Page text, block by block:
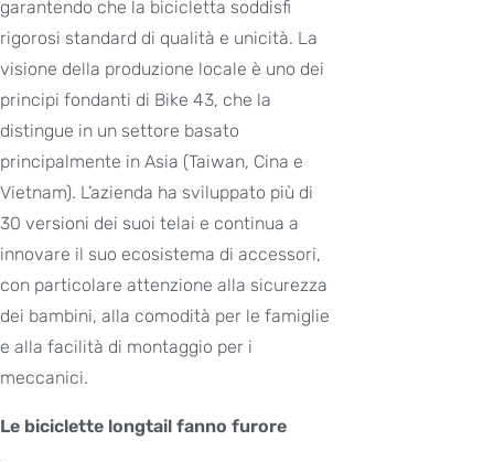
garantendo che la bicicletta soddisfi
rigorosi standard di qualità e unicità. La
visione della produzione locale è uno dei
principi fondanti di Bike 43, che la
distingue in un settore basato
principalmente in Asia (Taiwan, Cina e
Vietnam). L’azienda ha sviluppato più di
30 versioni dei suoi telai e continua a
innovare il suo ecosistema di accessori,
con particolare attenzione alla sicurezza
dei bambini, alla comodità per le famiglie
e alla facilità di montaggio per i
meccanici.
Le biciclette longtail fanno furore